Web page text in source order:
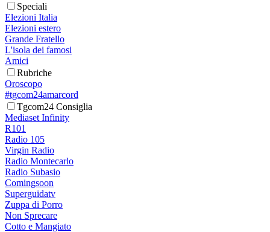
Speciali
Elezioni Italia
Elezioni estero
Grande Fratello
L'isola dei famosi
Amici
Rubriche
Oroscopo
#tgcom24amarcord
Tgcom24 Consiglia
Mediaset Infinity
R101
Radio 105
Virgin Radio
Radio Montecarlo
Radio Subasio
Comingsoon
Superguidatv
Zuppa di Porro
Non Sprecare
Cotto e Mangiato